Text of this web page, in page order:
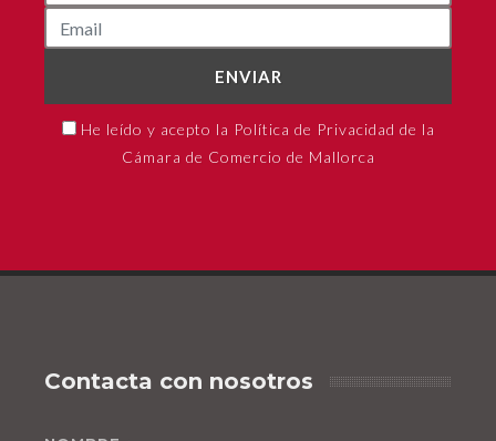
ENVIAR
He leído y acepto la Política de Privacidad de la
Cámara de Comercio de Mallorca
Contacta con nosotros